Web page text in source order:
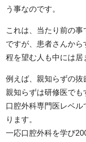
う事なのです。
これは、当たり前の
ですが、患者さんか
程を望む人も中には居
例えば、親知らずの抜
親知らずは研修医で
口腔外科専門医レベ
ります。
一応口腔外科を学び